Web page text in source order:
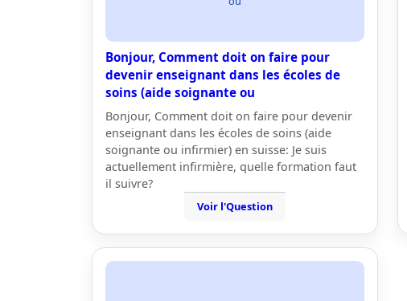
Bonjour, Comment doit on faire pour
devenir enseignant dans les écoles de
soins (aide soignante ou
Bonjour, Comment doit on faire pour devenir
enseignant dans les écoles de soins (aide
soignante ou infirmier) en suisse: Je suis
actuellement infirmière, quelle formation faut
il suivre?
Voir l'Question